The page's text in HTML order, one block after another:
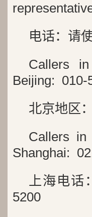
电话：请
Callers
Beijing: 010-
北京地区
Callers in
Shanghai:
上海电话
5200